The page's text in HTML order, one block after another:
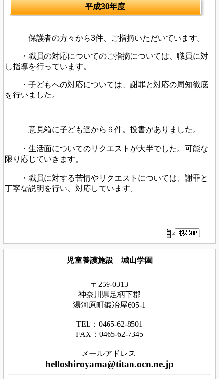
平成30年度
保護者の方々から3件、ご指摘いただいています。
・職員の対応についてのご指摘については、職員に対
し指導を行っています。
・子どもへの対応については、謝罪と対応の周知徹底
を行いました。
意見箱に子ども達から６件。投書がありました。
・生活面についてのリクエストが大半でした。可能な
限り応じていきます。
・職員に対する苦情やリクエストについては、謝罪と
丁寧な説明を行い、対応しています。
児童養護施設 城山学園
〒259-0313
神奈川県足柄下郡
湯河原町鍛冶屋605-1
TEL：0465‐62‐8501
FAX：0465‐62‐7345
メールアドレス
helloshiroyama@titan.ocn.ne.jp